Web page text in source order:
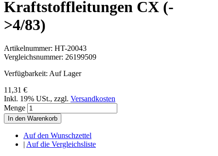
Kraftstoffleitungen CX (-
>4/83)
Artikelnummer: HT-20043
Vergleichsnummer: 26199509
Verfügbarkeit: Auf Lager
11,31 €
Inkl. 19% USt., zzgl. Versandkosten
Menge
In den Warenkorb
Auf den Wunschzettel
| Auf die Vergleichsliste